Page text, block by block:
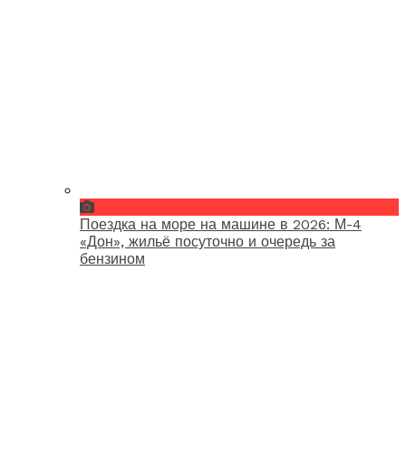
Поездка на море на машине в 2026: М-4
«Дон», жильё посуточно и очередь за
бензином